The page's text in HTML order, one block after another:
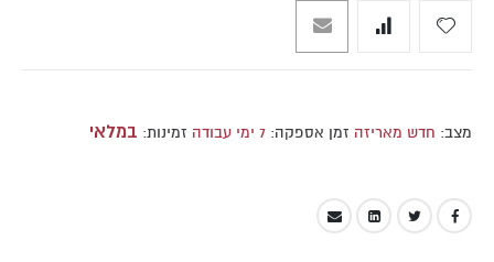
מצב: חדש מאריזה זמן אספקה: 7 ימי עבודה זמינות: במלאי